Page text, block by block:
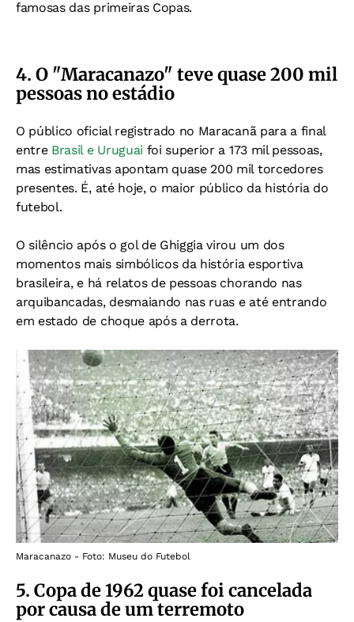
famosas das primeiras Copas.
4. O "Maracanazo" teve quase 200 mil
pessoas no estádio
O público oficial registrado no Maracanã para a final
entre Brasil e Uruguai foi superior a 173 mil pessoas,
mas estimativas apontam quase 200 mil torcedores
presentes. É, até hoje, o maior público da história do
futebol.
O silêncio após o gol de Ghiggia virou um dos
momentos mais simbólicos da história esportiva
brasileira, e há relatos de pessoas chorando nas
arquibancadas, desmaiando nas ruas e até entrando
em estado de choque após a derrota.
Maracanazo - Foto: Museu do Futebol
5. Copa de 1962 quase foi cancelada
por causa de um terremoto